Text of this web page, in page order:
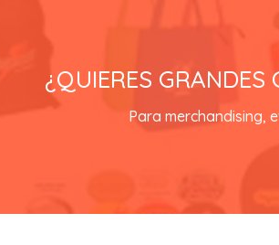
¿QUIERES GRANDES
Para merchandising,
contacta con nosotros y recibirás un